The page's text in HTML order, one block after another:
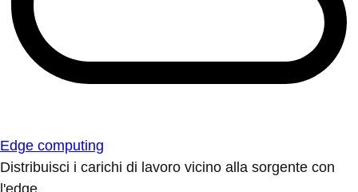
Edge computing
Distribuisci i carichi di lavoro vicino alla sorgente con
l'edge.